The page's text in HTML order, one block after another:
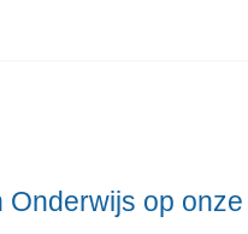
Onderwijs op